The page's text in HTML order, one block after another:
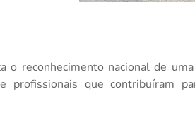
o reconhecimento nacional de
profissionais que contribuíram